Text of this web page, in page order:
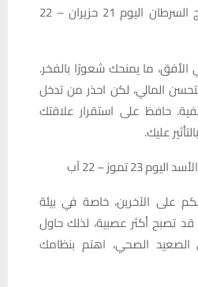
حظك اليوم وتوقعات برج السرطان اليوم 21 حزيران – 22
ما يمنحك شعورًا بالفخر.
المالي، لكن احذر من تدخل
حافظ على استقرار علاقتك
عليك.
تموز – 22 آب
على الآخرين، خاصة في بيئة
تصبح أكثر عصبية، لذلك حاول
الصعيد الصحي، اهتم بنظامك